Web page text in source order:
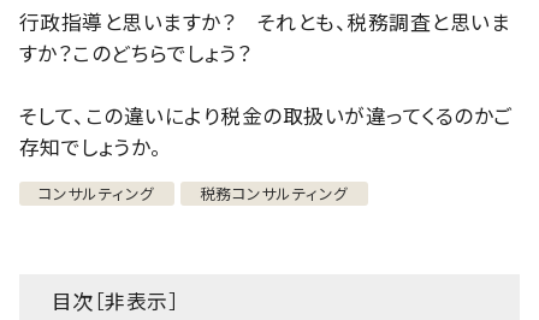
行政指導と思いますか？ それとも、税務調査と思いま
すか？このどちらでしょう？
そして、この違いにより税金の取扱いが違ってくるのかご
存知でしょうか。
コンサルティング 税務コンサルティング
目次［非表示］